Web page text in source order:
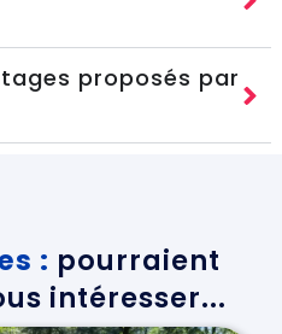
proposés par
: pourraient
intéresser...